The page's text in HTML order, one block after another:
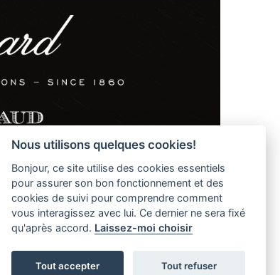
helvet magazine
1003 Lausanne - Switzerland
info@helvet.swiss
Nous utilisons quelques cookies!
Bonjour, ce site utilise des cookies essentiels
pour assurer son bon fonctionnement et des
cookies de suivi pour comprendre comment
vous interagissez avec lui. Ce dernier ne sera fixé
qu'après accord. Laissez-moi choisir
Tout accepter Tout refuser